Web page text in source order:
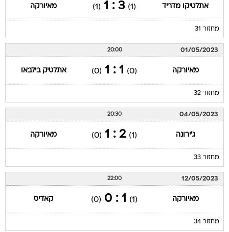
אתלטיקו מדריד (1)
3 : 1
(1) מאיורקה
מחזור 31
01/05/2023
20:00
מאיורקה (0)
1 : 1
(0) אתלטיק בילבאו
מחזור 32
04/05/2023
20:30
ג'ירונה (1)
2 : 1
(0) מאיורקה
מחזור 33
12/05/2023
22:00
מאיורקה (1)
1 : 0
(0) קאדיס
מחזור 34